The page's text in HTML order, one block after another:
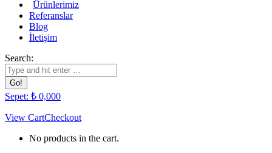
Ürünlerimiz
Referanslar
Blog
İletişim
Search:
Sepet: ₺ 0,000
View CartCheckout
No products in the cart.